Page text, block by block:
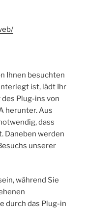
Ihnen besuchten
ist, lädt Ihr
Plug-ins von
herunter. Aus
dass
Daneben werden
unserer
während Sie
durch das Plug-in